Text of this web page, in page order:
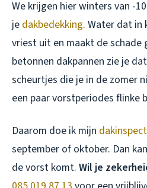
We krijgen hier winters van -
je dakbedekking. Water dat in
vriest uit en maakt de schade
betonnen dakpannen zie je
scheurtjes die je in de zomer
een paar vorstperiodes flinke
Daarom doe ik mijn
september of oktober. Dan
de vorst komt. Wil je